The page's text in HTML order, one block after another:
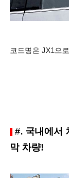
코드명은 JX1으
#. 국내에서
막 차량!